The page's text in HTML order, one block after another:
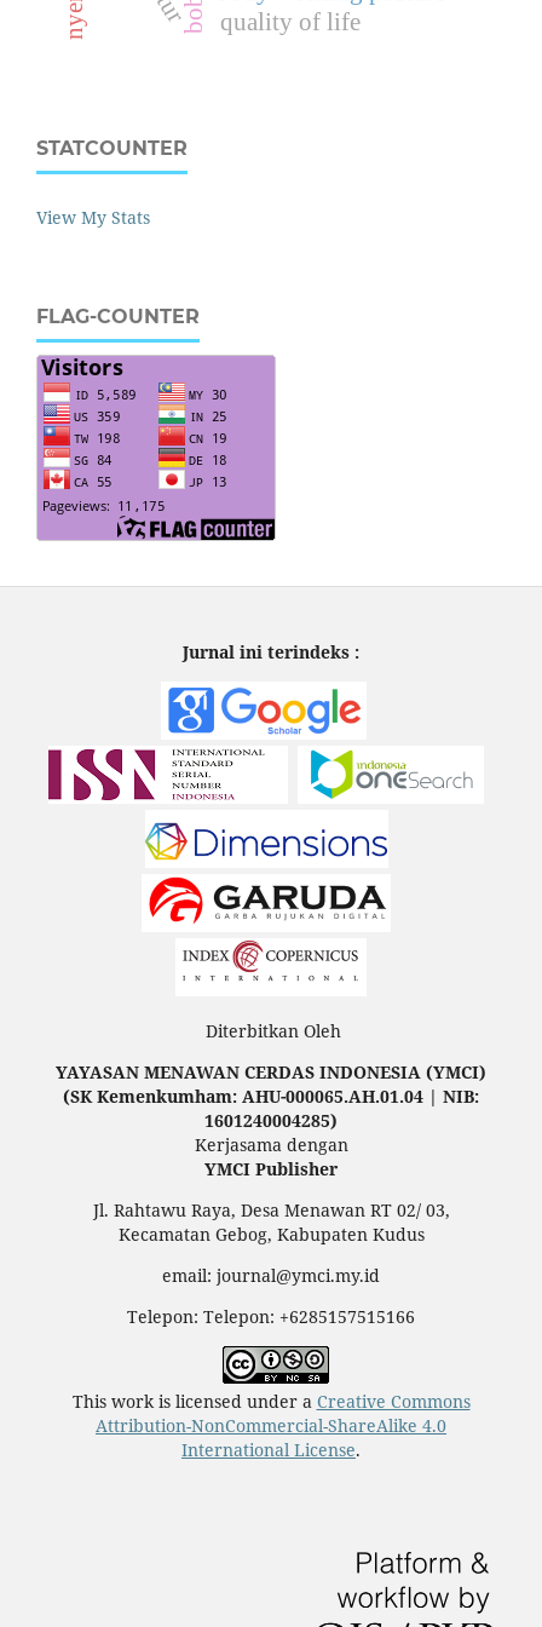
quality of life
STATCOUNTER
View My Stats
FLAG-COUNTER
Jurnal ini terindeks :
Diterbitkan Oleh
YAYASAN MENAWAN CERDAS INDONESIA (YMCI)
(SK Kemenkumham: AHU-000065.AH.01.04 | NIB:
1601240004285)
Kerjasama dengan
YMCI Publisher
Jl. Rahtawu Raya, Desa Menawan RT 02/ 03,
Kecamatan Gebog, Kabupaten Kudus
email: journal@ymci.my.id
Telepon: Telepon: +6285157515166
This work is licensed under a Creative Commons
Attribution-NonCommercial-ShareAlike 4.0
International License.